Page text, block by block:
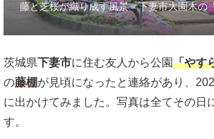
藤と芝桜が織り成す風景＝下妻市大園木の
茨城県 下妻市に住む友人から公園「やす
の藤棚が見頃になったと連絡があり、
に出かけてみました。写真は全てその日
す。